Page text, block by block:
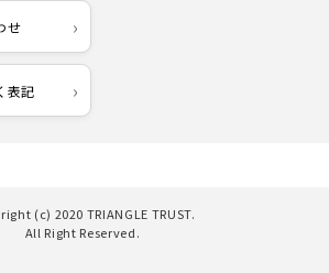
せ
表記
(c) 2020 TRIANGLE TRUST.
All Right Reserved.